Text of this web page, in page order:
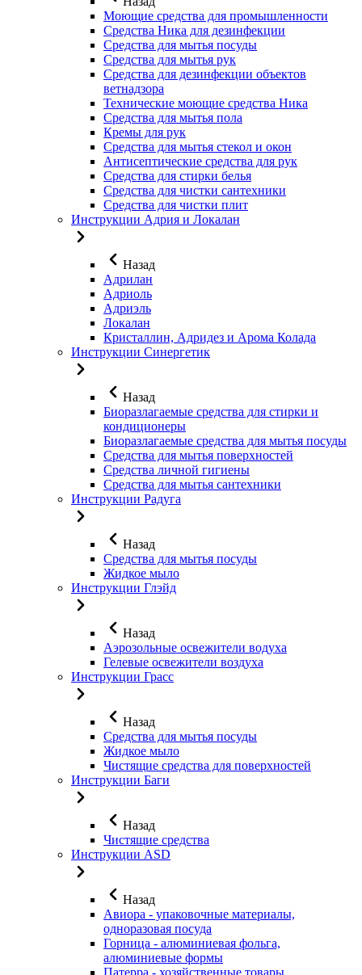
Моющие средства для промышленности
Средства Ника для дезинфекции
Средства для мытья посуды
Средства для мытья рук
Средства для дезинфекции объектов
ветнадзора
Технические моющие средства Ника
Средства для мытья пола
Кремы для рук
Средства для мытья стекол и окон
Антисептические средства для рук
Средства для стирки белья
Средства для чистки сантехники
Средства для чистки плит
Инструкции Адрия и Локалан
Назад
Адрилан
Адриоль
Адриэль
Локалан
Кристаллин, Адридез и Арома Колада
Инструкции Синергетик
Назад
Биоразлагаемые средства для стирки и
кондиционеры
Биоразлагаемые средства для мытья посуды
Средства для мытья поверхностей
Средства личной гигиены
Средства для мытья сантехники
Инструкции Радуга
Назад
Средства для мытья посуды
Жидкое мыло
Инструкции Глэйд
Назад
Аэрозольные освежители водуха
Гелевые освежители воздуха
Инструкции Грасс
Назад
Средства для мытья посуды
Жидкое мыло
Чистящие средства для поверхностей
Инструкции Баги
Назад
Чистящие средства
Инструкции ASD
Назад
Авиора - упаковочные материалы,
одноразовая посуда
Горница - алюминиевая фольга,
алюминиевые формы
Патерра - хозяйственные товары